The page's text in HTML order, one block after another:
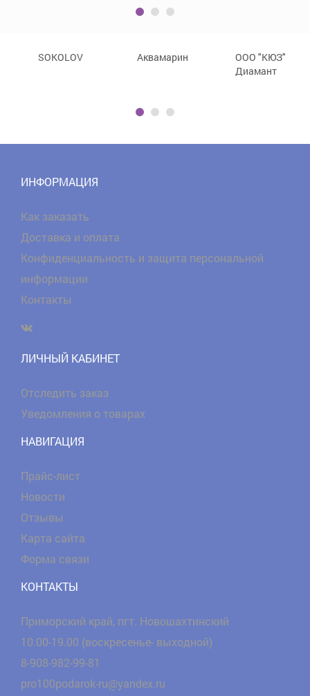
SOKOLOV Аквамарин
ООО "КЮЗ"
Диамант
ИНФОРМАЦИЯ
Как заказать
Доставка и оплата
Конфиденциальность и защита персональной
информации
Контакты
ЛИЧНЫЙ КАБИНЕТ
Отследить заказ
Уведомления о товарах
НАВИГАЦИЯ
Прайс-лист
Новости
Отзывы
Карта сайта
Форма связи
КОНТАКТЫ
Приморский край, пгт. Новошахтинский
10.00-19.00 (воскресенье- выходной)
8-908-982-99-81
pro100podarok-ru@yandex.ru